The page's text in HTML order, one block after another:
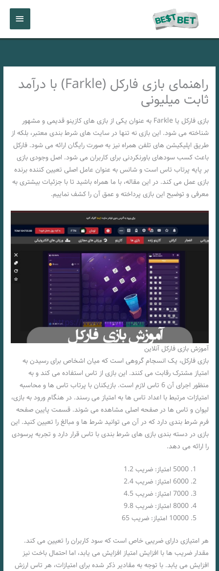
اصلی
راهنمای بازی فارکل (Farkle) با درآمد
ثابت میلیونی
بازی فارکل یا Farkle به عنوان یکی از بازی‌ های کازینو قدیمی و مشهور
شناخته می‌ شود. این بازی نه تنها در سایت‌ های شرط‌ بندی معتبر، بلکه از
طریق اپلیکیشن‌ های تلفن همراه نیز به صورت رایگان ارائه می‌ شود. فارکل
باعث کسب سودهای باورنکردنی برای کاربران می‌ شود. اصل وجودی بازی
بر پایه‌ پرتاب تاس است و شانس به عنوان عامل اصلی تعیین‌ کننده‌ برنده‌
بازی عمل می‌ کند. در این مقاله، با ما همراه باشید تا با جزئیات بیشتری به
معرفی و توضیح این بازی پرداخته و عمق آن را کشف نماییم.
آموزش بازی فارکل آنلاین
بازی فارکل، یک انسجام گروهی است که میان اشخاص برای رسیدن به
امتیاز مشترک رقابت می‌ کنند. این بازی از تاس استفاده می‌ کند و به
منظور اجرای آن 6 تاس لازم است. بازیکنان با پرتاب تاس‌ ها و محاسبه
امتیازات مرتبط با اعداد تاس‌ ها به امتیاز می‌ رسند. در هنگام ورود به بازی،
لیوان و تاس‌ ها در صفحه‌ اصلی مشاهده می‌ شوند. قسمت پایین صفحه
فرم شرط‌ بندی دارد که در آن می‌ توانید شرط‌ ها و مبالغ را تعیین کنید. این
بازی در دسته‌ بندی بازی‌ های شرط‌ بندی با تاس قرار دارد و تجربه‌ پرسودی
را ارائه می‌ دهد.
5000 امتیاز: ضریب 1.2
6000 امتیاز: ضریب 2.4
7000 امتیاز: ضریب 4.5
8000 امتیاز: ضریب 9.8
10000 امتیاز: ضریب 65
هر امتیازی دارای ضریبی خاص است که سود کاربران را تعیین می‌ کند.
مقدار ضریب‌ ها با افزایش امتیاز افزایش می‌ یابد، اما احتمال باخت نیز
افزایش می‌ یابد. با توجه به مقادیر ذکر شده برای امتیازات، هر تاس ارزش